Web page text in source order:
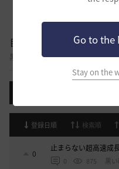
Go to the
Stay on the
自由掲示板
黒い砂漠に関する様々なテーマに
登録日順 検索順
0
止まらない超高速成
0 875 黒